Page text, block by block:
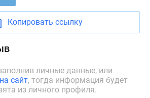
Копировать ссылку
личные данные, или
сайт, тогда информация будет
из личного профиля.